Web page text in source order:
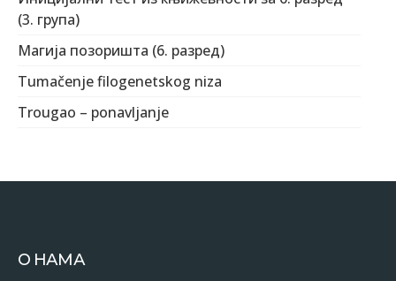
(3. група)
Магија позоришта (6. разред)
Tumačenje filogenetskog niza
Trougao – ponavljanje
О НАМА